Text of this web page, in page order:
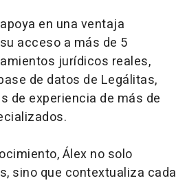
en una ventaja
acceso a más de 5
jurídicos reales,
de datos de Legálitas,
de experiencia de más de
Álex no solo
sino que contextualiza cada